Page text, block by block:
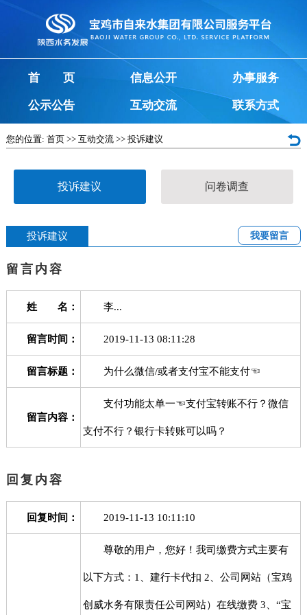
首 页 信息公开 办事服务
公示公告 互动交流 联系方式
您的位置: 首页>> 互动交流>> 投诉建议
投诉建议 问卷调查
投诉建议 我要留言
留言内容
姓 名： 李...
留言时间： 2019-11-13 08:11:28
留言标题： 为什么微信/或者支付宝不能支付☜
留言内容：
支付功能太单一☜支付宝转账不行？微信
支付不行？银行卡转账可以吗？
回复内容
回复时间： 2019-11-13 10:11:10
尊敬的用户，您好！我司缴费方式主要有
以下方式：1、建行卡代扣 2、公司网站（宝鸡
创威水务有限责任公司网站）在线缴费 3、“宝